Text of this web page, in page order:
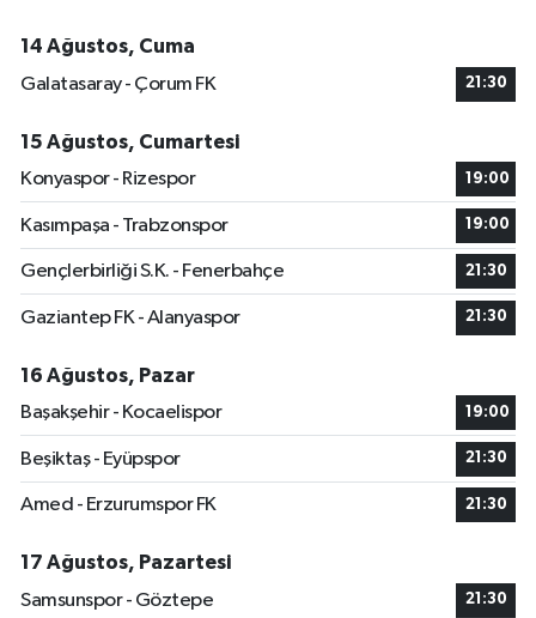
14 Ağustos, Cuma
Galatasaray - Çorum FK
21:30
15 Ağustos, Cumartesi
Konyaspor - Rizespor
19:00
Kasımpaşa - Trabzonspor 19:00
Gençlerbirliği S.K. - Fenerbahçe 21:30
Gaziantep FK - Alanyaspor 21:30
16 Ağustos, Pazar
Başakşehir - Kocaelispor
19:00
Beşiktaş - Eyüpspor 21:30
Amed - Erzurumspor FK 21:30
17 Ağustos, Pazartesi
Samsunspor - Göztepe
21:30